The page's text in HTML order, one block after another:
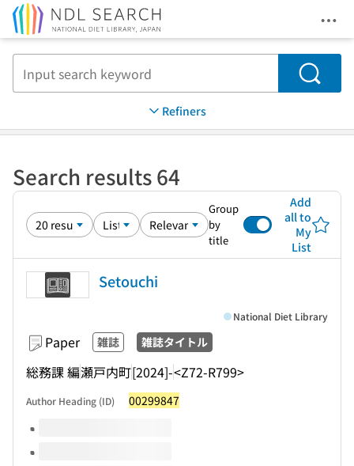
Search
Refiners
Search results 64
Group
by
title
Add
all to
My
List
Setouchi
Paper 雑誌 雑誌タイトル
総務課 編瀬戸内町[2024]-<Z72-R799>
National Diet Library
Author Heading (ID) 00299847
Volumes of this title